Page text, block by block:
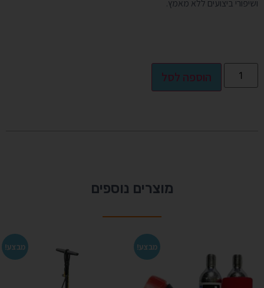
ושיפורי ביצועים ללא מאמץ.
הוספה לסל
מוצרים נוספים
מבצע! מבצע!